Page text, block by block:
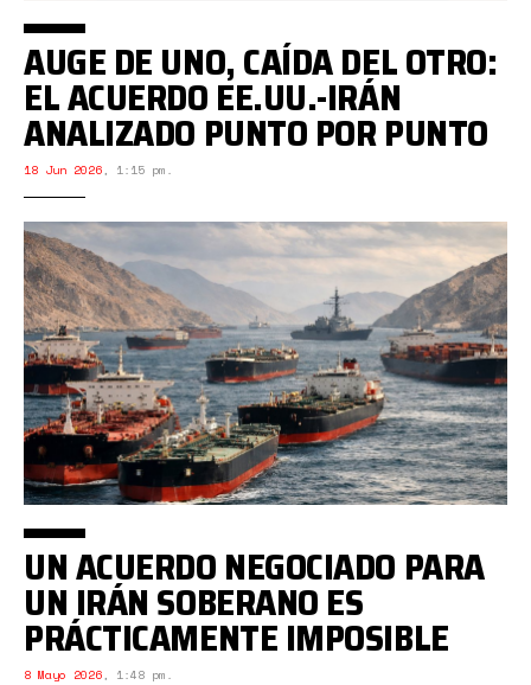
AUGE DE UNO, CAÍDA DEL OTRO:
EL ACUERDO EE.UU.-IRÁN
ANALIZADO PUNTO POR PUNTO
18 Jun 2026, 1:15 pm.
UN ACUERDO NEGOCIADO PARA
UN IRÁN SOBERANO ES
PRÁCTICAMENTE IMPOSIBLE
8 Mayo 2026, 1:48 pm.